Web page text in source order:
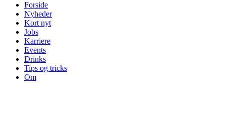
Forside
Nyheder
Kort nyt
Jobs
Karriere
Events
Drinks
Tips og tricks
Om